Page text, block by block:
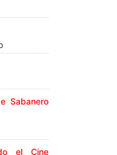
Sabanero
el Cine